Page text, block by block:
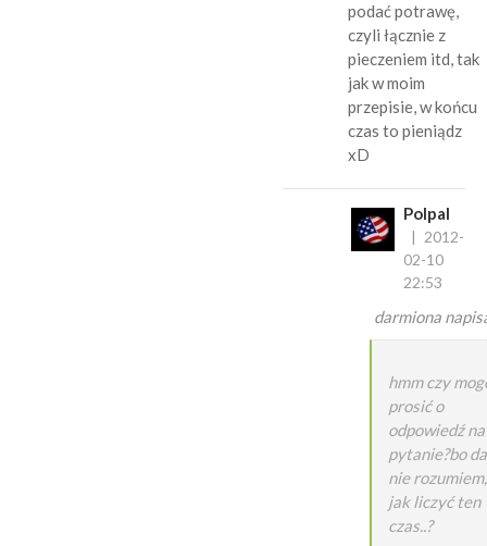
podać potrawę,
czyli łącznie z
pieczeniem itd, tak
jak w moim
przepisie, w końcu
czas to pieniądz
xD
Polpal
2012-
02-10
22:53
darmiona
hmm czy
prosić o
odpowiedź na
pytanie?bo
nie rozumiem,
jak liczyć ten
czas..?